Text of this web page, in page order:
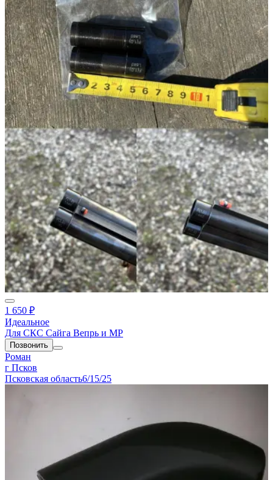
1 650 ₽
Идеальное
Для СКС Сайга Вепрь и МР
Позвонить
Роман
г Псков
Псковская область6/15/25